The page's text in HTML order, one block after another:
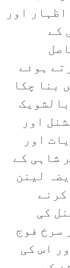
اور
کے
ہوئے
بنا چکا
اور
اور
شاہی کے
لینن
کرنے
کی
سرخ فوج
اس کی